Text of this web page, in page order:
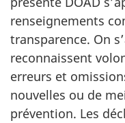
renseignements
transparence. On
reconnaissent
erreurs et
nouvelles ou de
prévention. Les